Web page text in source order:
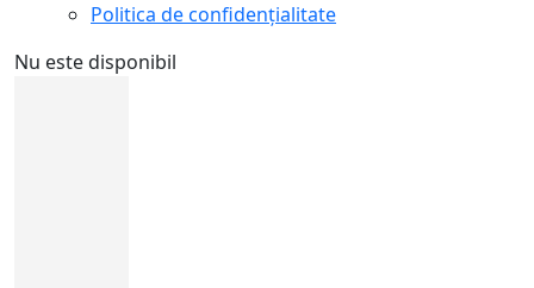
Politica de confidențialitate
Nu este disponibil